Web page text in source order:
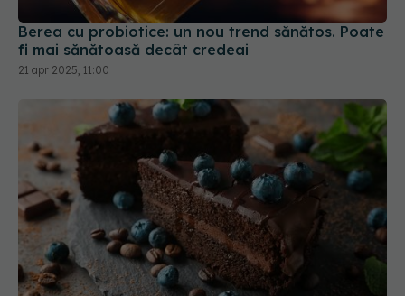
Berea cu probiotice: un nou trend sănătos. Poate
fi mai sănătoasă decât credeai
21 apr 2025, 11:00